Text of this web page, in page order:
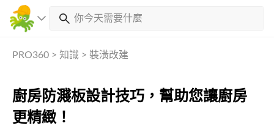
PRO360 > 知識 > 裝潢改建
廚房防濺板設計技巧，幫助您讓廚房
更精緻！